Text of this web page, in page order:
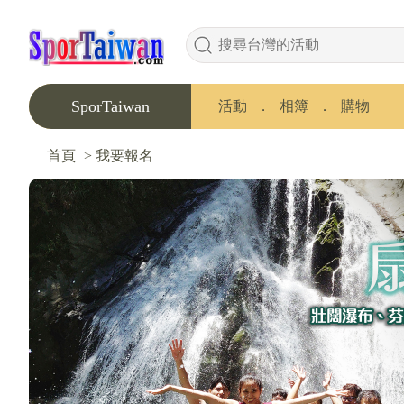
SporTaiwan 活動 ． 相簿 ． 購物
首頁 > 我要報名